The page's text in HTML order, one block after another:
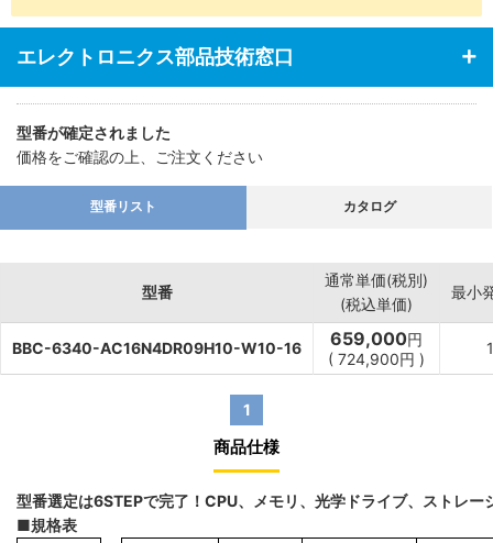
エレクトロニクス部品技術窓口
型番が確定されました
価格をご確認の上、ご注文ください
型番リスト カタログ
型番
通常単価(税別)
(税込単価)
最小
BBC-6340-AC16N4DR09H10-W10-16 659,000円
( 724,900円 )
1
商品仕様
型番選定は6STEPで完了！CPU、メモリ、光学ドライブ、ストレ
■規格表